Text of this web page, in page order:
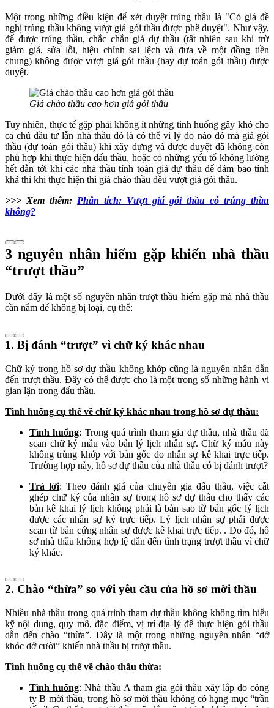
Một trong những điều kiện để xét duyệt trúng thầu là "Có giá đề
nghị trúng thầu không vượt giá gói thầu được phê duyệt". Như vậy,
để được trúng thầu, chắc chắn giá dự thầu (tất nhiên sau khi trừ
giảm giá, sửa lỗi, hiệu chỉnh sai lệch và đưa về một đồng tiền
chung) không được vượt giá gói thầu (hay dự toán gói thầu) được
duyệt.
Giá chào thầu cao hơn giá gói thầu
Tuy nhiên, thực tế gặp phải không ít những tình huống gây khó cho
cả chủ đầu tư lẫn nhà thầu đó là có thể vì lý do nào đó mà giá gói
thầu (dự toán gói thầu) khi xây dựng và được duyệt đã không còn
phù hợp khi thực hiện đấu thầu, hoặc có những yếu tố không lường
hết dẫn tới khi các nhà thầu tính toán giá dự thầu để đảm bảo tính
khả thi khi thực hiện thì giá chào thầu đều vượt giá gói thầu.
>>> Xem thêm: Phân tích: Vượt giá gói thầu có trúng thầu
không?
3 nguyên nhân hiếm gặp khiến nhà thầu
“trượt thầu”
Dưới đây là một số nguyên nhân trượt thầu hiếm gặp mà nhà thầu
cần nắm để không bị loại, cụ thể:
1. Bị đánh “trượt” vì chữ ký khác nhau
Chữ ký trong hồ sơ dự thầu không khớp cũng là nguyên nhân dẫn
đến trượt thầu. Đây có thể được cho là một trong số những hành vi
gian lận trong đấu thầu.
Tình huống cụ thể về chữ ký khác nhau trong hồ sơ dự thầu:
Tình huống: Trong quá trình tham gia dự thầu, nhà thầu đã
scan chữ ký mẫu vào bản lý lịch nhân sự. Chữ ký mẫu này
không trùng khớp với bản gốc do nhân sự kê khai trực tiếp.
Trường hợp này, hồ sơ dự thầu của nhà thầu có bị đánh trượt?
Trả lời: Theo đánh giá của chuyên gia đấu thầu, việc cắt
ghép chữ ký của nhân sự trong hồ sơ dự thầu cho thấy các
bản kê khai lý lịch không phải là bản sao từ bản gốc lý lịch
được các nhân sự ký trực tiếp. Lý lịch nhân sự phải được
scan từ bản cứng nhân sự được kê khai trực tiếp. . Do đó, hồ
sơ nhà thầu không hợp lệ dẫn đến tình trạng trượt thầu vì chữ
ký khác.
2. Chào “thừa” so với yêu cầu của hồ sơ mời thầu
Nhiều nhà thầu trong quá trình tham dự thầu không không tìm hiểu
kỹ nội dung, quy mô, đặc điểm, vị trí địa lý để thực hiện gói thầu
dẫn đến chào “thừa”. Đây là một trong những nguyên nhân “dở
khóc dở cười” khiến nhà thầu bị trượt thầu.
Tình huống cụ thể về chào thầu thừa:
Tình huống: Nhà thầu A tham gia gói thầu xây lắp do công
ty B mời thầu, trong hồ sơ mời thầu không có hạng mục “trần